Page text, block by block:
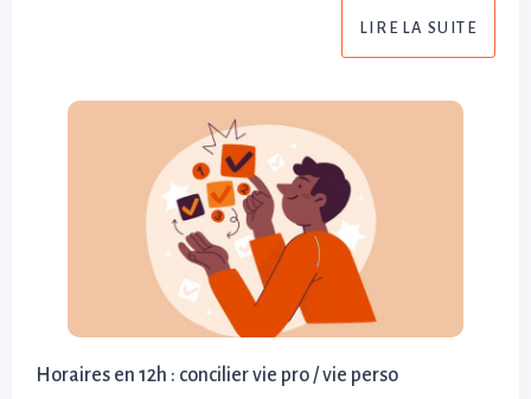
LIRE LA SUITE
Horaires en 12h : concilier vie pro / vie perso